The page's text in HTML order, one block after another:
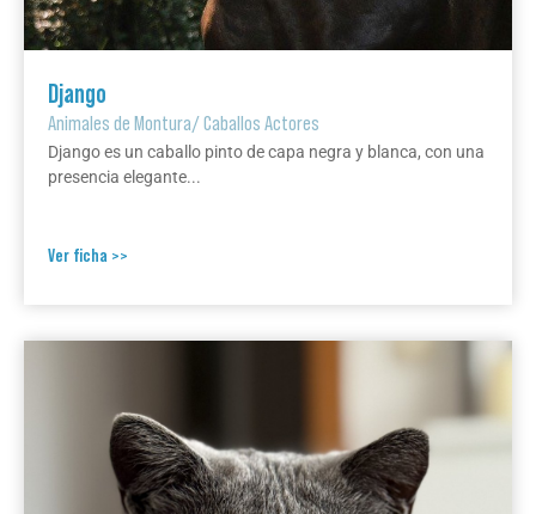
Django
Animales de Montura/Caballos Actores
Django es un caballo pinto de capa negra y blanca, con una
presencia elegante...
Ver ficha >>